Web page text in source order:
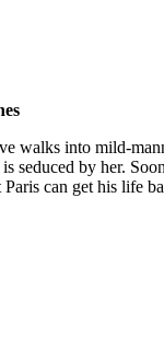
walks into mild-
by her.
can get his life